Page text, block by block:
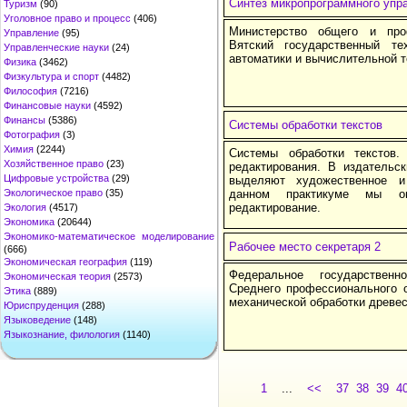
Туризм (90)
Уголовное право и процесс (406)
Управление (95)
Управленческие науки (24)
Физика (3462)
Физкультура и спорт (4482)
Философия (7216)
Финансовые науки (4592)
Финансы (5386)
Фотография (3)
Химия (2244)
Хозяйственное право (23)
Цифровые устройства (29)
Экологическое право (35)
Экология (4517)
Экономика (20644)
Экономико-математическое моделирование
(666)
Экономическая география (119)
Экономическая теория (2573)
Этика (889)
Юриспруденция (288)
Языковедение (148)
Языкознание, филология (1140)
Синтез микропрограммного
Министерство общего и
Вятский государственный
автоматики и вычислительной
Системы обработки текстов
Системы обработки текстов.
редактирования. В
выделяют художественное
данном практикуме мы
редактирование.
Рабочее место секретаря 2
Федеральное
Среднего профессионального
механической обработки
1 ... << 37 38 39